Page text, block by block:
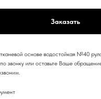
Заказать
основе водостойкая №40
звонку или оставьте Ваше